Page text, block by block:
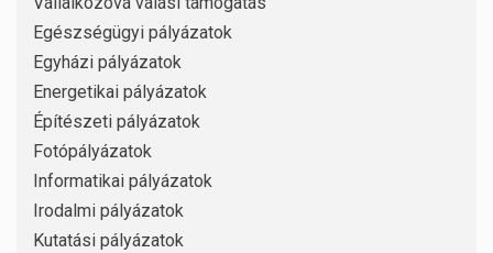
Egészségügyi pályázatok
Egyházi pályázatok
Energetikai pályázatok
Építészeti pályázatok
Fotópályázatok
Informatikai pályázatok
Irodalmi pályázatok
Kutatási pályázatok